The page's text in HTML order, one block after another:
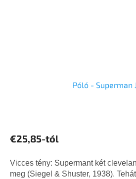
Póló - Superman
€25,85-tól
Vicces tény: Supermant két
meg (Siegel & Shuster, 1938).